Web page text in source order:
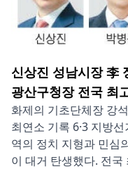
신상진 성남시장 李
광산구청장 전국 최
화제의 기초단체장 강
최연소 기록 6·3 지방
역의 정치 지형과 민심
이 대거 탄생했다. 전국